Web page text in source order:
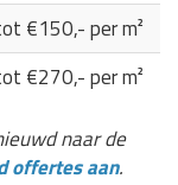
€150,- per m²
€270,- per m²
naar de
offertes aan.